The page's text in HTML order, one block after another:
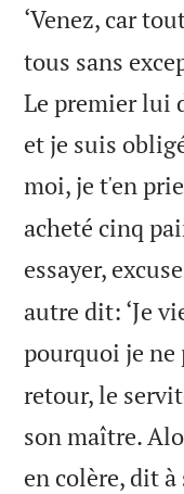
‘Venez, car
tous sans
Le premier lui
et je suis
moi, je t'en
acheté cinq
essayer,
autre dit: ‘Je
pourquoi je ne
retour, le
son maître.
en colère, dit